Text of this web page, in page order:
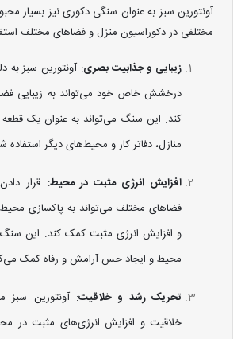
آونتورین سبز به عنوان سنگی دکوری نیز بسیار
مختلفی در دکوراسیون منزل و فضاهای مختلف
زیبایی و جذابیت بصری: آونتورین سبز به
درخشش خاص خود می‌تواند به زیبایی
کند. این سنگ می‌تواند به عنوان یک
منازل، دفاتر کار و محیط‌های دیگر استفاده
افزایش انرژی مثبت در محیط: قرار
فضاهای مختلف می‌تواند به پاکسازی
و افزایش انرژی مثبت کمک کند. این سنگ
محیط و ایجاد حس آرامش و رفاه کمک
تحریک رشد و خلاقیت: آونتورین سبز
خلاقیت و افزایش انرژی‌های مثبت در